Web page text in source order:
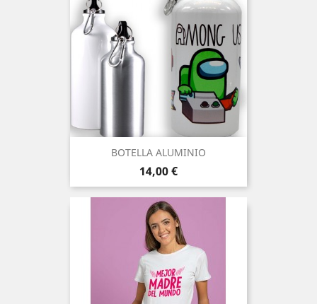
BOTELLA ALUMINIO
Precio
14,00 €